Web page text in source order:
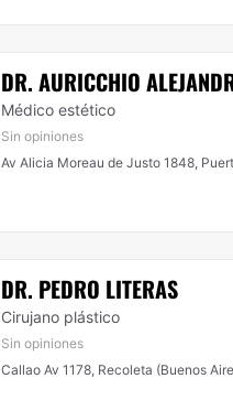
DR. AURICCHIO
Médico estético
Sin opiniones
Av Alicia Moreau de Justo 1848,
DR. PEDRO LITERAS
Cirujano plástico
Sin opiniones
Callao Av 1178, Recoleta (Buenos